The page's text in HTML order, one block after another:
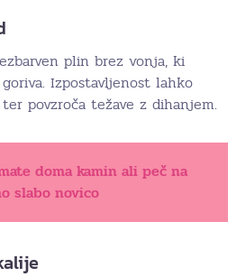
plin brez vonja, ki
Izpostavljenost lahko
povzroča težave z dihanjem.
doma kamin ali peč na
slabo novico